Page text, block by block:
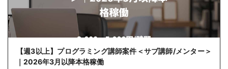
【週3以上】プログラミング講師案件＜サブ講師/メンター＞
｜2026年3月以降本格稼働